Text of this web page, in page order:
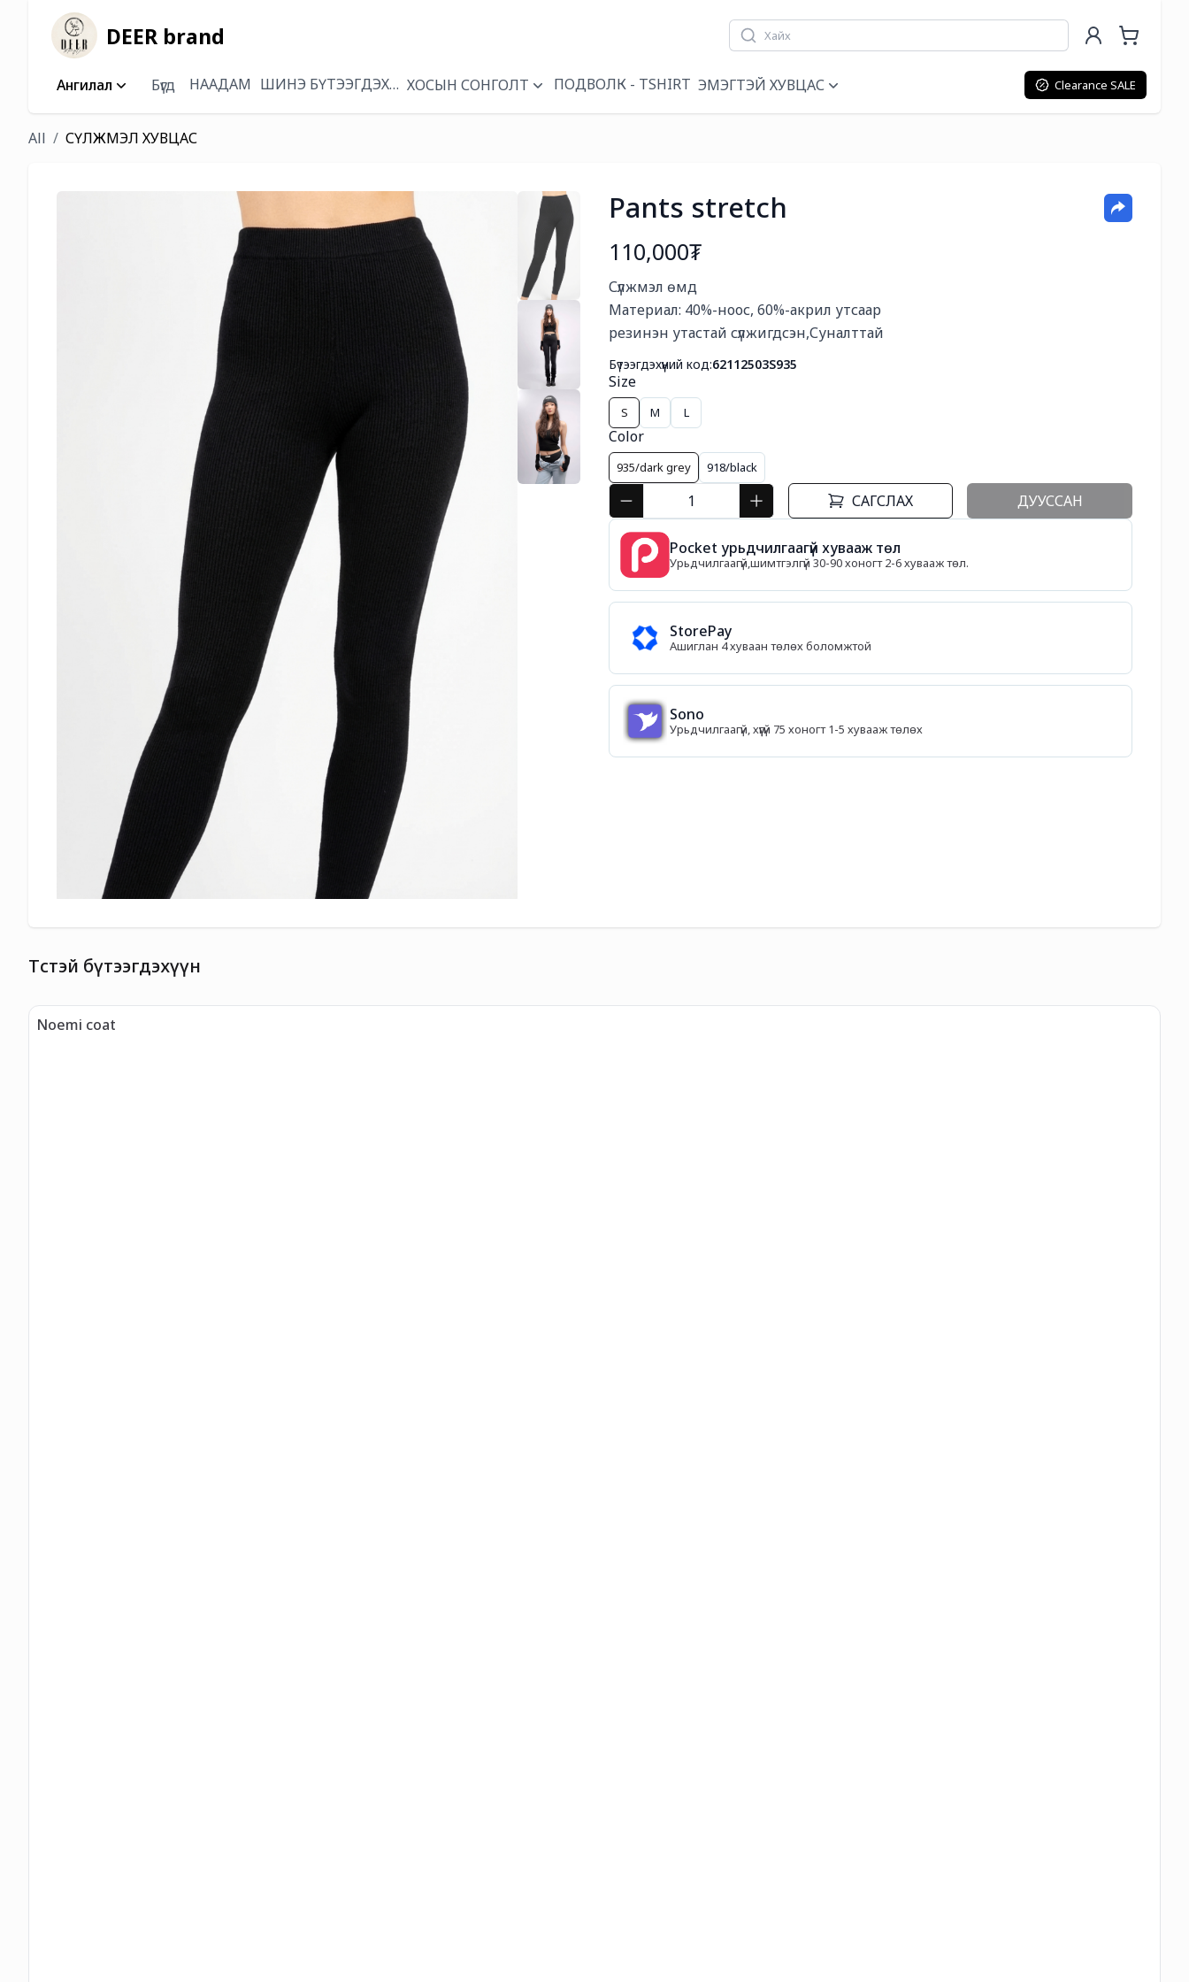
DEER brand
Ангилал Бүгд НААДАМ ШИНЭ БҮТЭЭГДЭХҮҮНХОСЫН СОНГОЛТ ПОДВОЛК - TSHIRT ЭМЭГТЭЙ ХУВЦАС Clearance SALE
All СҮЛЖМЭЛ ХУВЦАС
Pants stretch
110,000₮
Сүлжмэл өмд
Материал: 40%-ноос, 60%-акрил утсаар
резинэн утастай сүлжигдсэн,Суналттай
Бүтээгдэхүүний код:62112503S935
Size
S M L
Color
935/dark grey 918/black
САГСЛАХ ДУУССАН
Pocket урьдчилгаагүй хувааж төл
Урьдчилгаагүй,шимтгэлгүй 30-90 хоногт 2-6 хувааж төл.
StorePay
Ашиглан 4 хуваан төлөх боломжтой
Sono
Урьдчилгаагүй, хүүгүй 75 хоногт 1-5 хувааж төлөх
Төстэй бүтээгдэхүүн
Noemi coat